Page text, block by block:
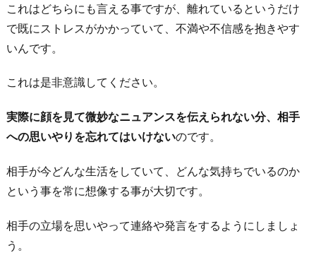
決
め
て
お
3.
「会
た
い」
の
これはどちらにも言える事ですが、離れているというだけ
で既にストレスがかかっていて、不満や不信感を抱きやす
いんです。
これは是非意識してください。
実際に顔を見て微妙なニュアンスを伝えられない分、相手
への思いやりを忘れてはいけないのです。
相手が今どんな生活をしていて、どんな気持ちでいるのか
という事を常に想像する事が大切です。
相手の立場を思いやって連絡や発言をするようにしましょ
う。